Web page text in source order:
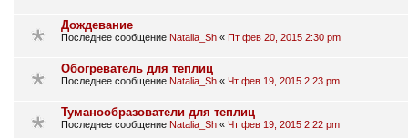
Дождевание
Последнее сообщение Natalia_Sh « Пт фев 20, 2015 2:30 pm
Обогреватель для теплиц
Последнее сообщение Natalia_Sh « Чт фев 19, 2015 2:23 pm
Туманообразователи для теплиц
Последнее сообщение Natalia_Sh « Чт фев 19, 2015 2:22 pm